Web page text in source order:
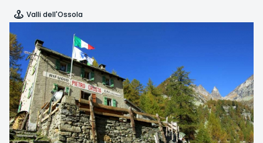
Valli dell'Ossola